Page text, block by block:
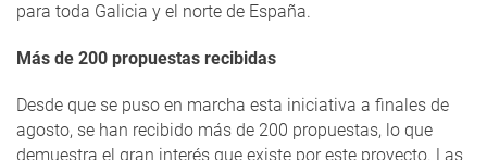
para toda Galicia y el norte de España.
Más de 200 propuestas recibidas
Desde que se puso en marcha esta iniciativa a finales de
agosto, se han recibido más de 200 propuestas, lo que
demuestra el gran interés que existe por este proyecto. Las